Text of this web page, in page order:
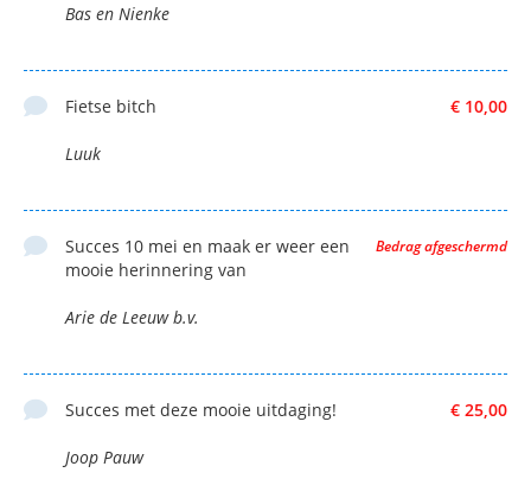
Bas en Nienke
€ 10,00
Fietse bitch
Luuk
Bedrag afgeschermd
Succes 10 mei en maak er weer een
mooie herinnering van
Arie de Leeuw b.v.
€ 25,00
Succes met deze mooie uitdaging!
Joop Pauw